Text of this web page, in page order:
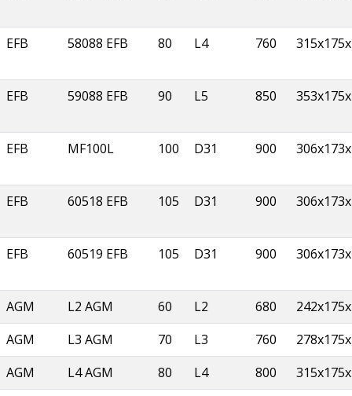
EFB 58088 EFB 80 L4 760
EFB 59088 EFB 90 L5 850
EFB MF100L 100 D31 900
EFB 60518 EFB 105 D31 900
EFB 60519 EFB 105 D31 900
AGM L2 AGM 60 L2 680
AGM
L3 AGM 70 L3 760
AGM
L4 AGM 80 L4 800